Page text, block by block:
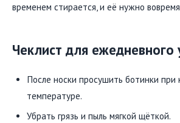
временем стирается, и её нужно
Чеклист для ежедневного
После носки просушить ботинки при
температуре.
Убрать грязь и пыль мягкой щёткой.